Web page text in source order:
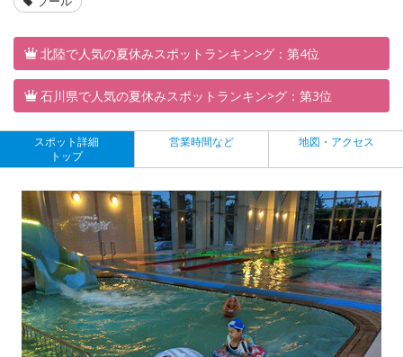
北陸で人気の夏休みスポットランキン>グ：第4位
石川県で人気の夏休みスポットランキン>グ：第3位
スポット詳細
トップ
営業時間など 地図・アクセス